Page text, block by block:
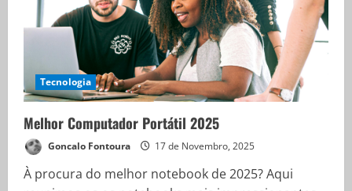
Tecnologia
Melhor Computador Portátil 2025
Goncalo Fontoura 17 de Novembro, 2025
À procura do melhor notebook de 2025? Aqui